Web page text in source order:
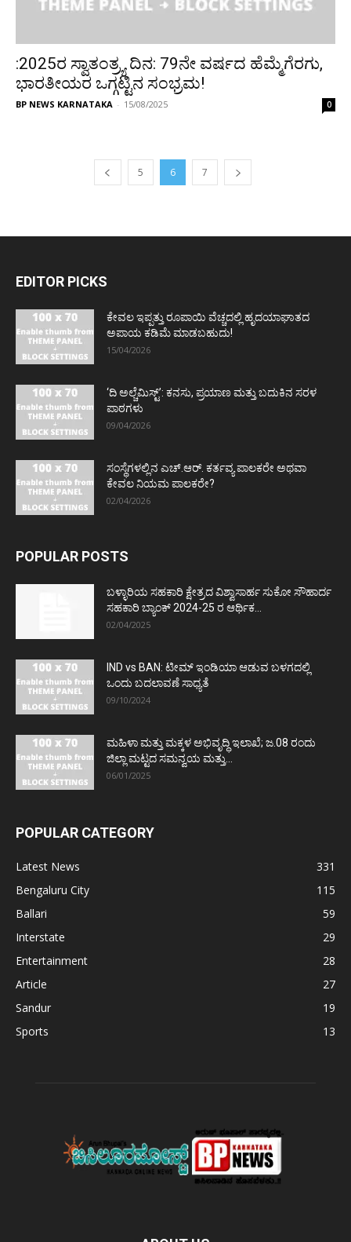
:2025ರ ಸ್ವಾತಂತ್ರ್ಯ ದಿನ: 79ನೇ ವರ್ಷದ ಹೆಮ್ಮೆಗೆರಗು,
ಭಾರತೀಯರ ಒಗ್ಗಟ್ಟಿನ ಸಂಭ್ರಮ!
BP NEWS KARNATAKA - 15/08/2025 0
5 6 7
EDITOR PICKS
ಕೇವಲ ಇಪ್ಪತ್ತು ರೂಪಾಯಿ ವೆಚ್ಚದಲ್ಲಿ ಹೃದಯಾಘಾತದ
ಅಪಾಯ ಕಡಿಮೆ ಮಾಡಬಹುದು!
15/04/2026
‘ದಿ ಅಲ್ಚೆಮಿಸ್ಟ್’: ಕನಸು, ಪ್ರಯಾಣ ಮತ್ತು ಬದುಕಿನ ಸರಳ
ಪಾಠಗಳು
09/04/2026
ಸಂಸ್ಥೆಗಳಲ್ಲಿನ ಎಚ್.ಆರ್. ಕರ್ತವ್ಯ ಪಾಲಕರೇ ಅಥವಾ
ಕೇವಲ ನಿಯಮ ಪಾಲಕರೇ?
02/04/2026
POPULAR POSTS
ಬಳ್ಳಾರಿಯ ಸಹಕಾರಿ ಕ್ಷೇತ್ರದ ವಿಶ್ವಾಸಾರ್ಹ ಸುಕೋ ಸೌಹಾರ್ದ
ಸಹಕಾರಿ ಬ್ಯಾಂಕ್ 2024-25 ರ ಆರ್ಥಿಕ...
02/04/2025
IND vs BAN: ಟೀಮ್ ಇಂಡಿಯಾ ಆಡುವ ಬಳಗದಲ್ಲಿ
ಒಂದು ಬದಲಾವಣೆ ಸಾಧ್ಯತೆ
09/10/2024
ಮಹಿಳಾ ಮತ್ತು ಮಕ್ಕಳ ಅಭಿವೃದ್ಧಿ ಇಲಾಖೆ; ಜ.08 ರಂದು
ಜಿಲ್ಲಾ ಮಟ್ಟದ ಸಮನ್ವಯ ಮತ್ತು...
06/01/2025
POPULAR CATEGORY
Latest News
331
Bengaluru City
115
Ballari
59
Interstate
29
Entertainment
28
Article
27
Sandur
19
Sports
13